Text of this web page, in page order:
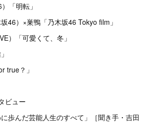
「明転」
46）×巣鴨「乃木坂46 Tokyo film」
）「可愛くて、冬」
true？」
ビュー
歩んだ芸能人生のすべて」［聞き手・吉田